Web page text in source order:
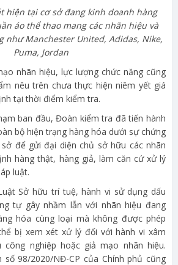
hiện tại cơ sở đang kinh doanh hàng
áo thể thao mang các nhãn hiệu và
như Manchester United, Adidas, Nike,
Puma, Jordan
nhãn hiệu, lực lượng chức năng cũng
nêu trên chưa thực hiện niêm yết giá
tại thời điểm kiểm tra.
ban đầu, Đoàn kiểm tra đã tiến hành
bộ hiện trạng hàng hóa dưới sự chứng
để gửi đại diện chủ sở hữu các nhãn
hàng thật, hàng giả, làm căn cứ xử lý
luật.
Sở hữu trí tuệ, hành vi sử dụng dấu
tự gây nhầm lẫn với nhãn hiệu đang
hóa cùng loại mà không được phép
bị xem xét xử lý đối với hành vi xâm
nghiệp hoặc giả mạo nhãn hiệu.
98/2020/NĐ-CP của Chính phủ cũng